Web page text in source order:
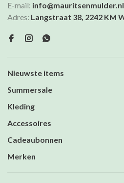
E-mail: info@mauritsenmulder.nl
Adres: Langstraat 38, 2242 KM
Nieuwste items
Summersale
Kleding
Accessoires
Cadeaubonnen
Merken